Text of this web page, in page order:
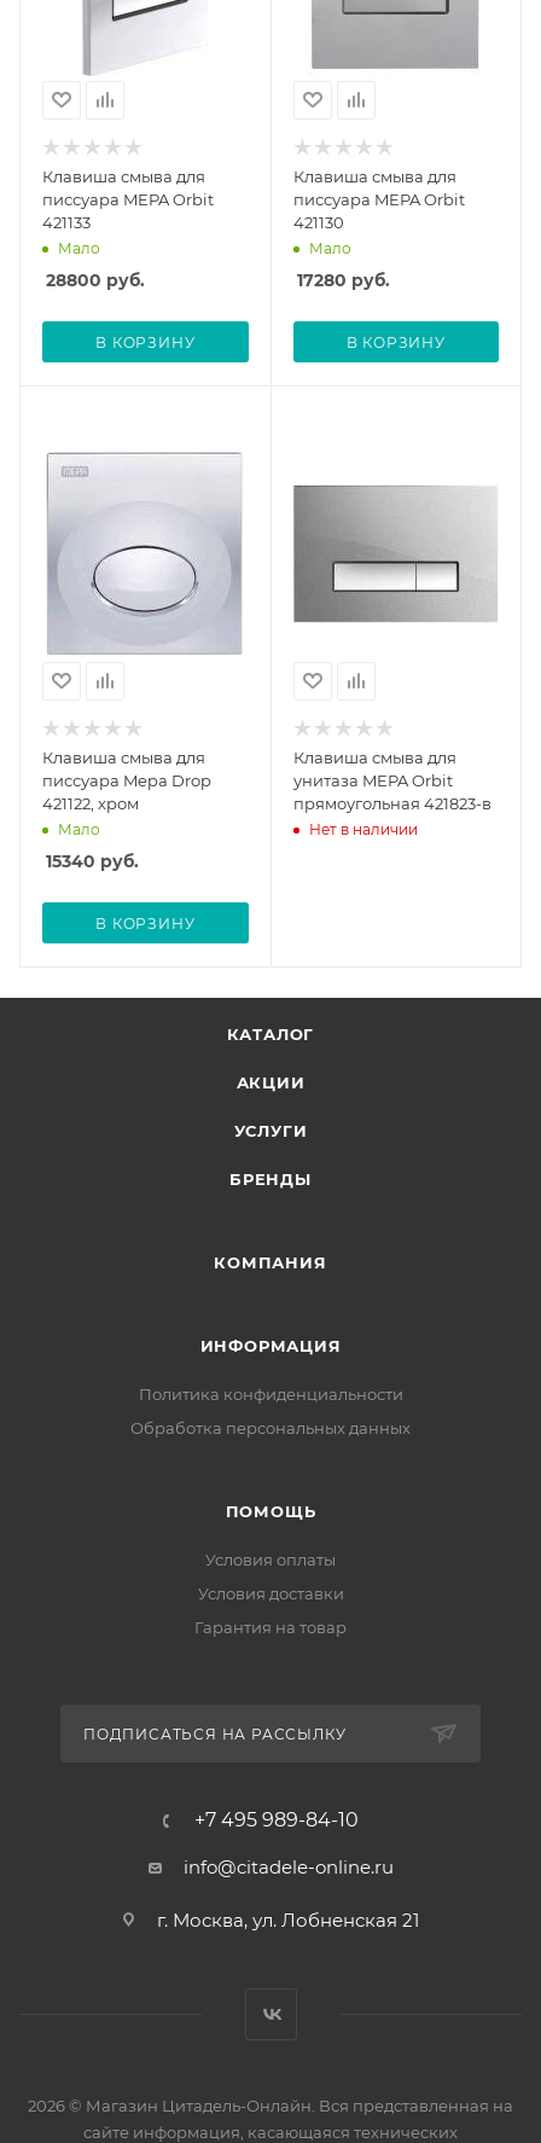
Клавиша смыва для
писсуара MEPA Orbit
421133
Мало
28800 руб.
В КОРЗИНУ
Клавиша смыва для
писсуара MEPA Orbit
421130
Мало
17280 руб.
В КОРЗИНУ
Клавиша смыва для
писсуара Mepa Drop
421122, хром
Мало
15340 руб.
В КОРЗИНУ
Клавиша смыва для
унитаза MEPA Orbit
прямоугольная 421823-в
Нет в наличии
КАТАЛОГ
АКЦИИ
УСЛУГИ
БРЕНДЫ
КОМПАНИЯ
ИНФОРМАЦИЯ
Политика конфиденциальности
Обработка персональных данных
ПОМОЩЬ
Условия оплаты
Условия доставки
Гарантия на товар
ПОДПИСАТЬСЯ НА РАССЫЛКУ
+7 495 989-84-10
info@citadele-online.ru
г. Москва, ул. Лобненская 21
2026 © Магазин Цитадель-Онлайн. Вся представленная на
сайте информация, касающаяся технических